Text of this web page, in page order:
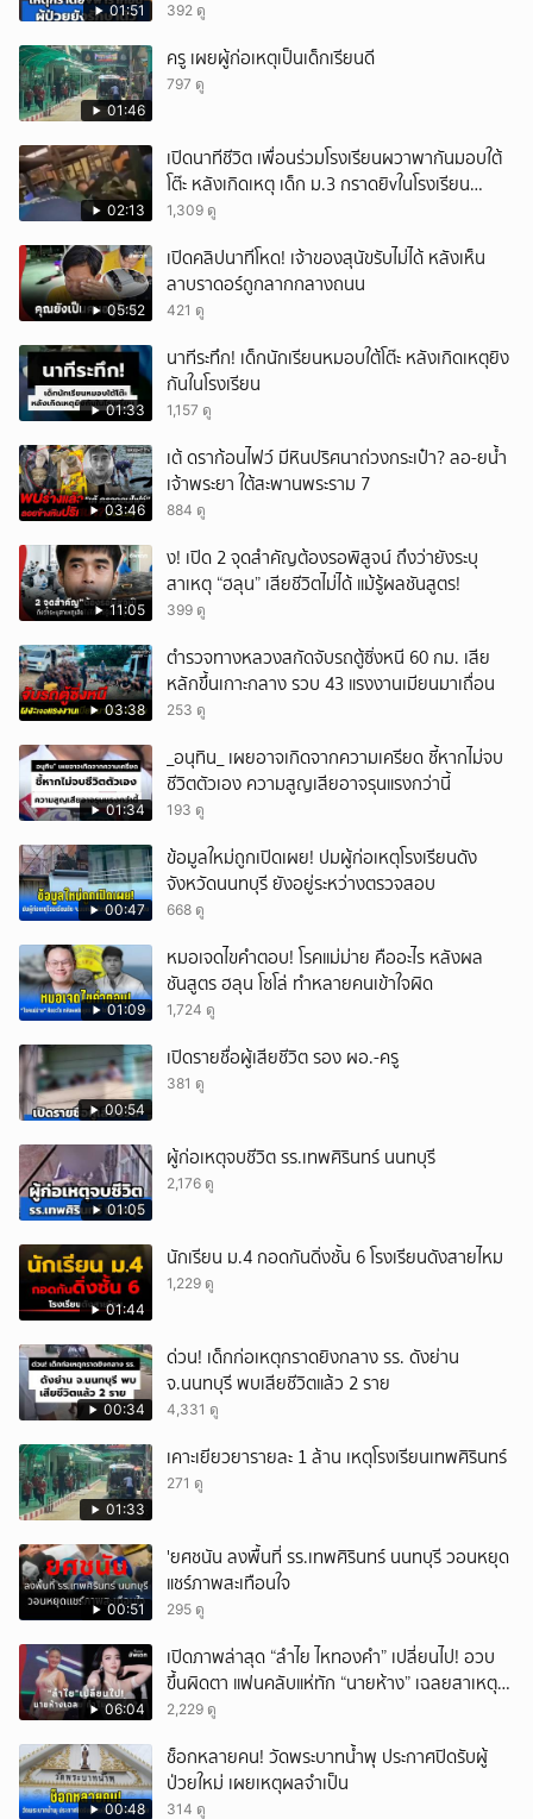
01:51 392 ดู
01:46
ครู เผยผู้ก่อเหตุเป็นเด็กเรียนดี
797 ดู
02:13
เปิดนาทีชีวิต เพื่อนร่วมโรงเรียนผวาพากันมอบใต้
โต๊ะ หลังเกิดเหตุ เด็ก ม.3 กราดยิvในโรงเรียน
เทพศิรินทร์นนท์ แบบไม่เลือกหน้า เสียงปืนดังสนั่น
1,309 ดู
05:52
เปิดคลิปนาทีโหด! เจ้าของสุนัขรับไม่ได้ หลังเห็น
ลาบราดอร์ถูกลากกลางถนน
421 ดู
01:33
นาทีระทึก! เด็กนักเรียนหมอบใต้โต๊ะ หลังเกิดเหตุยิง
กันในโรงเรียน
1,157 ดู
03:46
เต้ ดราก้อนไฟว์ มีหินปริศนาถ่วงกระเป๋า? ลอ-ยน้ำ
เจ้าพระยา ใต้สะพานพระราม 7
884 ดู
11:05
ึ้ง! เปิด 2 จุดสำคัญต้องรอพิสูจน์ ถึงว่ายังระบุ
สาเหตุ “ฮลุน” เสียชีวิตไม่ได้ แม้รู้ผลชันสูตร!
399 ดู
03:38
ตำรวจทางหลวงสกัดจับรถตู้ซิ่งหนี 60 กม. เสีย
หลักขึ้นเกาะกลาง รวบ 43 แรงงานเมียนมาเถื่อน
253 ดู
01:34
_อนุทิน_ เผยอาจเกิดจากความเครียด ชี้หากไม่จบ
ชีวิตตัวเอง ความสูญเสียอาจรุนแรงกว่านี้
193 ดู
00:47
ข้อมูลใหม่ถูกเปิดเผย! ปมผู้ก่อเหตุโรงเรียนดัง
จังหวัดนนทบุรี ยังอยู่ระหว่างตรวจสอบ
668 ดู
01:09
หมอเจดไขคำตอบ! โรคแม่ม่าย คืออะไร หลังผล
ชันสูตร ฮลุน โซโล่ ทำหลายคนเข้าใจผิด
1,724 ดู
00:54
เปิดรายชื่อผู้เสียชีวิต รอง ผอ.-ครู
381 ดู
01:05
ผู้ก่อเหตุจบชีวิต รร.เทพศิรินทร์ นนทบุรี
2,176 ดู
01:44
นักเรียน ม.4 กอดกันดิ่งชั้น 6 โรงเรียนดังสายไหม
1,229 ดู
00:34
ด่วน! เด็กก่อเหตุกราดยิงกลาง รร. ดังย่าน
จ.นนทบุรี พบเสียชีวิตแล้ว 2 ราย
4,331 ดู
01:33
เคาะเยียวยารายละ 1 ล้าน เหตุโรงเรียนเทพศิรินทร์
271 ดู
00:51
'ยศชนัน ลงพื้นที่ รร.เทพศิรินทร์ นนทบุรี วอนหยุด
แชร์ภาพสะเทือนใจ
295 ดู
06:04
เปิดภาพล่าสุด “ลำไย ไหทองคำ” เปลี่ยนไป! อวบ
ขึ้นผิดตา แฟนคลับแห่ทัก “นายห้าง” เฉลยสาเหตุ
ชัด!
2,229 ดู
00:48
ช็อกหลายคน! วัดพระบาทน้ำพุ ประกาศปิดรับผู้
ป่วยใหม่ เผยเหตุผลจำเป็น
314 ดู